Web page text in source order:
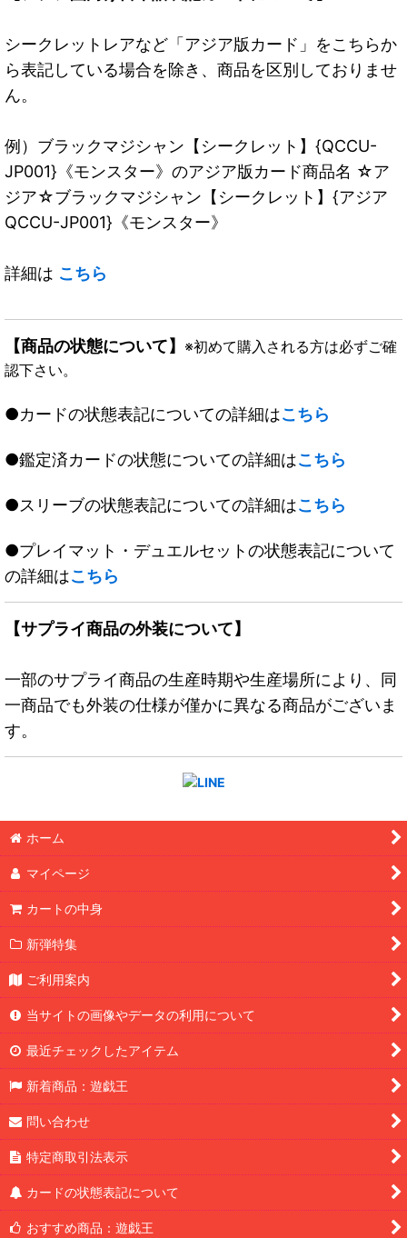
シークレットレアなど「アジア版カード」をこちらか
ら表記している場合を除き、商品を区別しておりませ
ん。
例）ブラックマジシャン【シークレット】{QCCU-
JP001}《モンスター》のアジア版カード商品名 ☆ア
ジア☆ブラックマジシャン【シークレット】{アジア
QCCU-JP001}《モンスター》
詳細は こちら
【商品の状態について】 ※初めて購入される方は必ずご確
認下さい。
●カードの状態表記についての詳細はこちら
●鑑定済カードの状態についての詳細はこちら
●スリーブの状態表記についての詳細はこちら
●プレイマット・デュエルセットの状態表記について
の詳細はこちら
【サプライ商品の外装について】
一部のサプライ商品の生産時期や生産場所により、同
一商品でも外装の仕様が僅かに異なる商品がございま
す。
ホーム
マイページ
カートの中身
新弾特集
ご利用案内
当サイトの画像やデータの利用について
最近チェックしたアイテム
新着商品：遊戯王
問い合わせ
特定商取引法表示
カードの状態表記について
おすすめ商品：遊戯王